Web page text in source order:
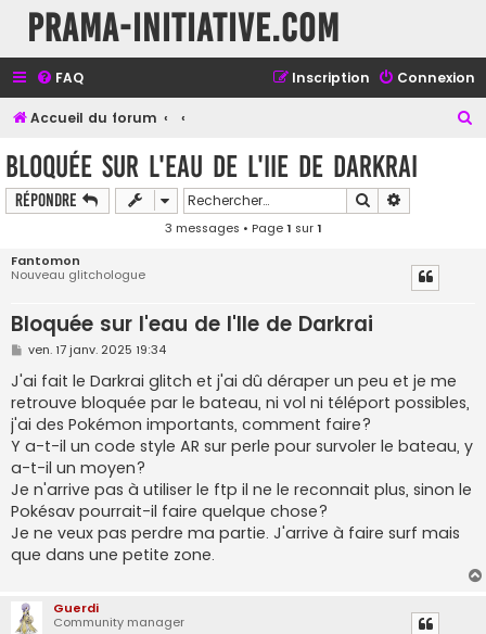
Prama-initiative.com
FAQ Connexion
Inscription
Accueil du forum
Bloquée sur l'eau de l'IIe de Darkrai
Répondre Rechercher
3 messages • Page1 sur1
Fantomon
Nouveau glitchologue
Bloquée sur l'eau de l'IIe de Darkrai
M
s
s
a
g
e
ven. 17 janv. 2025 19:34
J'ai fait le Darkrai glitch et j'ai dû déraper un peu et je me
retrouve bloquée par le bateau, ni vol ni téléport possibles,
j'ai des Pokémon importants, comment faire?
Y a-t-il un code style AR sur perle pour survoler le bateau, y
a-t-il un moyen?
Je n'arrive pas à utiliser le ftp il ne le reconnait plus, sinon le
Pokésav pourrait-il faire quelque chose?
Je ne veux pas perdre ma partie. J'arrive à faire surf mais
que dans une petite zone.
Guerdi
Community manager